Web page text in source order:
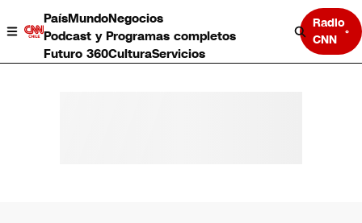
PaísMundoNegocios
Podcast y Programas completos
Futuro 360CulturaServicios
Radio
CNN